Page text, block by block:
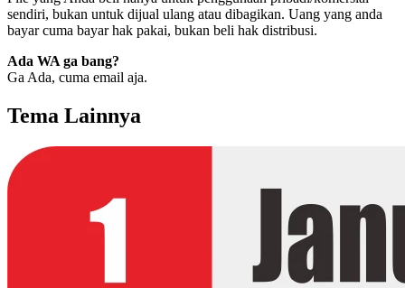
sendiri, bukan untuk dijual ulang atau dibagikan. Uang yang anda
bayar cuma bayar hak pakai, bukan beli hak distribusi.
Ada WA ga bang?
Ga Ada, cuma email aja.
Tema Lainnya